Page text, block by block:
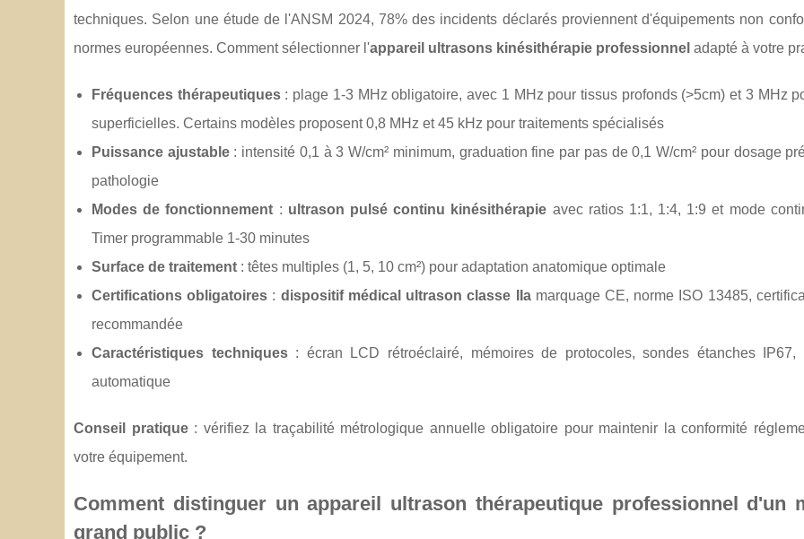
techniques. Selon une étude de l'ANSM 2024, 78% des incidents déclarés proviennent d'équipements non
normes européennes. Comment sélectionner l'appareil ultrasons kinésithérapie professionnel adapté à votre
Fréquences thérapeutiques: plage 1-3 MHz obligatoire, avec 1 MHz pour tissus profonds (>5cm) et 3 MHz
superficielles. Certains modèles proposent 0,8 MHz et 45 kHz pour traitements spécialisés
Puissance ajustable: intensité 0,1 à 3 W/cm² minimum, graduation fine par pas de 0,1 W/cm² pour dosage
pathologie
Modes de fonctionnement : ultrason pulsé continu kinésithérapie avec ratios 1:1, 1:4, 1:9 et mode
Timer programmable 1-30 minutes
Surface de traitement : têtes multiples (1, 5, 10 cm²) pour adaptation anatomique optimale
Certifications obligatoires : dispositif médical ultrason classe IIamarquage CE, norme ISO 13485,
recommandée
Caractéristiques techniques: écran LCD rétroéclairé, mémoires de protocoles, sondes étanches IP67,
automatique
Conseil pratique: vérifiez la traçabilité métrologique annuelle obligatoire pour maintenir la conformité
votre équipement.
Comment distinguer un appareil ultrason thérapeutique professionnel d'un
grand public ?